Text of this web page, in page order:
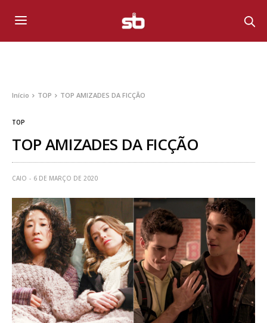
Início TOP TOP AMIZADES DA FICÇÃO
TOP
TOP AMIZADES DA FICÇÃO
CAIO 6 DE MARÇO DE 2020